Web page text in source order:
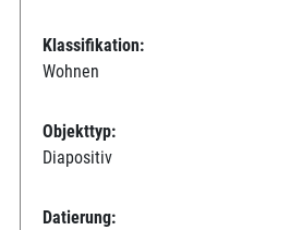
Klassifikation:
Wohnen
Objekttyp:
Diapositiv
Datierung: